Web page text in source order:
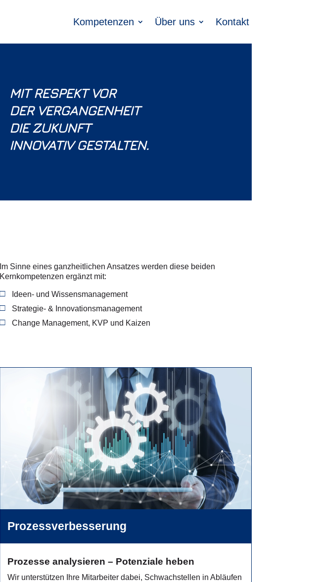
Kompetenzen Über uns Kontakt
MIT RESPEKT VOR
DER VERGANGENHEIT
DIE ZUKUNFT
INNOVATIV GESTALTEN.
Im Sinne eines ganzheitlichen Ansatzes werden diese beiden
Kernkompetenzen ergänzt mit:
Ideen- und Wissensmanagement
Strategie- & Innovationsmanagement
Change Management, KVP und Kaizen
Prozessverbesserung
Prozesse analysieren – Potenziale heben
Wir unterstützen Ihre Mitarbeiter dabei, Schwachstellen in Abläufen